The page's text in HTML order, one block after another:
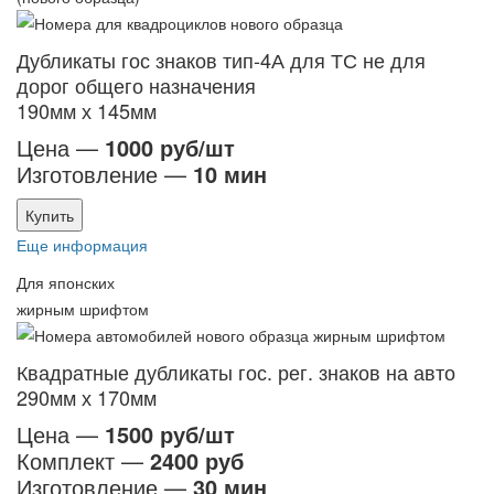
Дубликаты гос знаков тип-4А для ТС не для
дорог общего назначения
190мм х 145мм
Цена — 1000 руб/шт
Изготовление — 10 мин
Купить
Еще информация
Для японских
жирным шрифтом
Квадратные дубликаты гос. рег. знаков на авто
290мм х 170мм
Цена — 1500 руб/шт
Комплект — 2400 руб
Изготовление — 30 мин